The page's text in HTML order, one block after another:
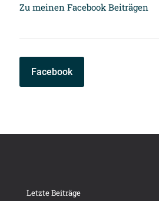
Zu meinen Facebook Beiträgen
Facebook
Letzte Beiträge